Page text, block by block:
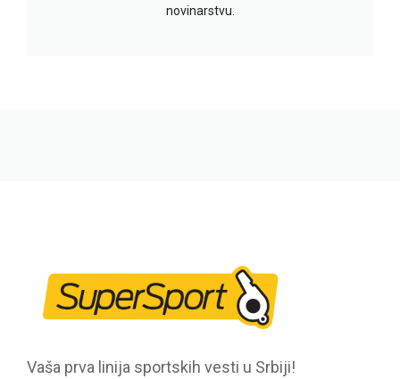
novinarstvu.
Vaša prva linija sportskih vesti u Srbiji!